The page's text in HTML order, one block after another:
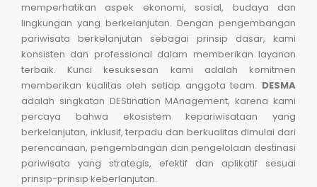
memperhatikan aspek ekonomi, sosial, budaya dan
lingkungan yang berkelanjutan. Dengan pengembangan
pariwisata berkelanjutan sebagai prinsip dasar, kami
konsisten dan professional dalam memberikan layanan
terbaik. Kunci kesuksesan kami adalah komitmen
memberikan kualitas oleh setiap anggota team. DESMA
adalah singkatan DEStination MAnagement, karena kami
percaya bahwa ekosistem kepariwisataan yang
berkelanjutan, inklusif, terpadu dan berkualitas dimulai dari
perencanaan, pengembangan dan pengelolaan destinasi
pariwisata yang strategis, efektif dan aplikatif sesuai
prinsip-prinsip keberlanjutan.